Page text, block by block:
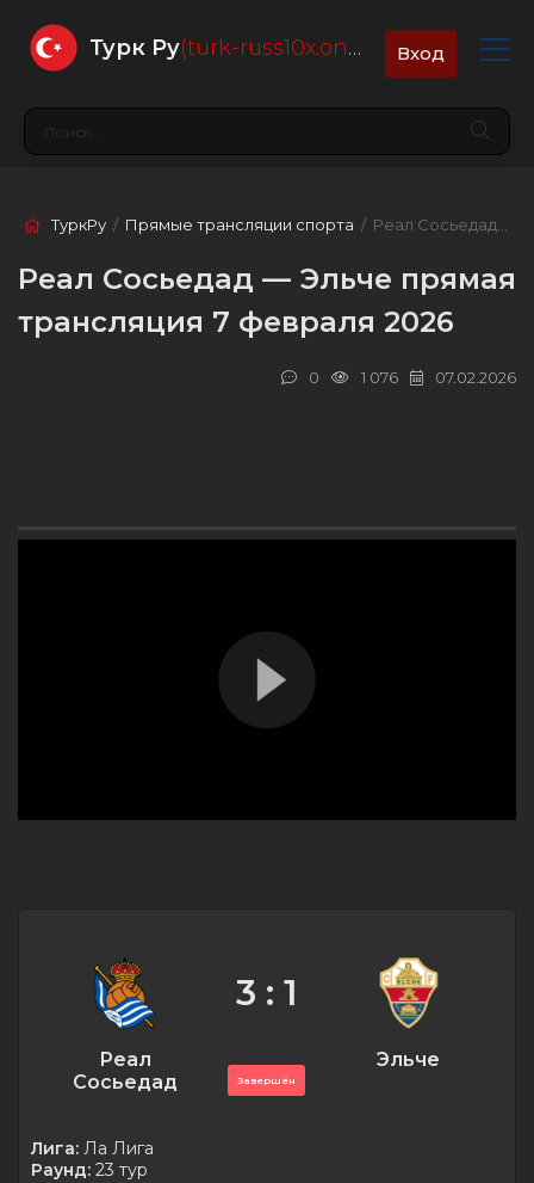
Турк Ру(turk-russ10x.online) Вход
ТуркРу / Прямые трансляции спорта / Реал Сосьедад — Эльче
Реал Сосьедад — Эльче прямая
трансляция 7 февраля 2026
07.02.2026
1 076
0
Реал
Сосьедад
3 : 1
Завершён
Эльче
Лига: Ла Лига
Раунд: 23 тур